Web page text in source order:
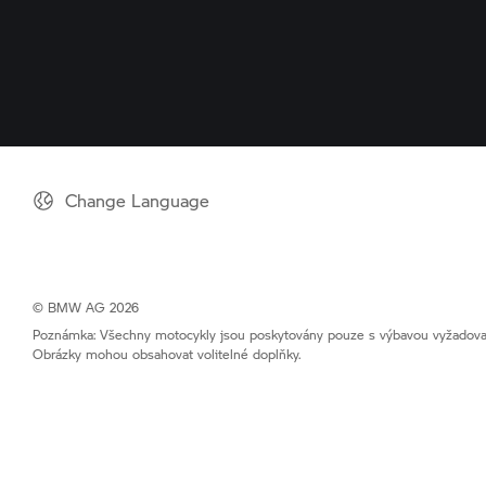
Change Language
© BMW AG 2026
Poznámka: Všechny motocykly jsou poskytovány pouze s výbavou
Obrázky mohou obsahovat volitelné doplňky.